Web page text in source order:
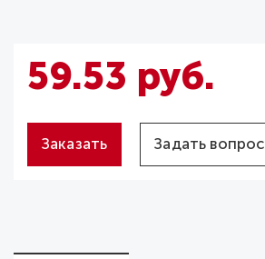
59.53 руб.
Заказать Задать вопрос